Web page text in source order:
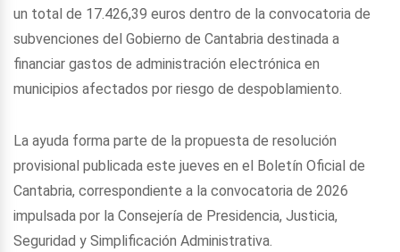
un total de 17.426,39 euros dentro de la convocatoria de
subvenciones del Gobierno de Cantabria destinada a
financiar gastos de administración electrónica en
municipios afectados por riesgo de despoblamiento.
La ayuda forma parte de la propuesta de resolución
provisional publicada este jueves en el Boletín Oficial de
Cantabria, correspondiente a la convocatoria de 2026
impulsada por la Consejería de Presidencia, Justicia,
Seguridad y Simplificación Administrativa.